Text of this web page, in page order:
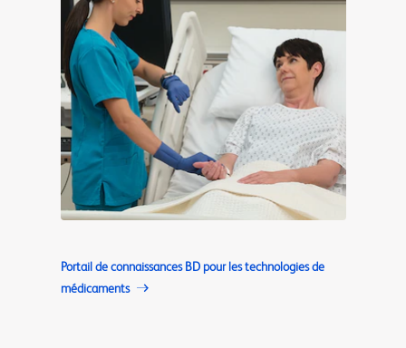
Portail de connaissances BD pour les technologies de
médicaments